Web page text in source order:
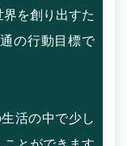
を創り出すた
の行動目標で
活の中で少し